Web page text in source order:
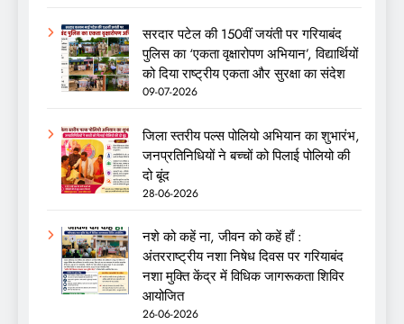
सरदार पटेल की 150वीं जयंती पर गरियाबंद
पुलिस का ‘एकता वृक्षारोपण अभियान’, विद्यार्थियों
को दिया राष्ट्रीय एकता और सुरक्षा का संदेश
09-07-2026
जिला स्तरीय पल्स पोलियो अभियान का शुभारंभ,
जनप्रतिनिधियों ने बच्चों को पिलाई पोलियो की
दो बूंद
28-06-2026
नशे को कहें ना, जीवन को कहें हाँ :
अंतरराष्ट्रीय नशा निषेध दिवस पर गरियाबंद
नशा मुक्ति केंद्र में विधिक जागरूकता शिविर
आयोजित
26-06-2026